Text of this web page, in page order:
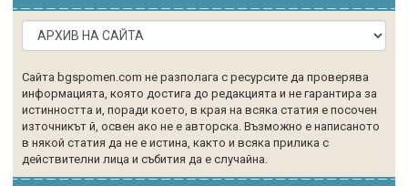
Сайта bgspomen.com не разполага с ресурсите да проверява
информацията, която достига до редакцията и не гарантира за
истинността и, поради което, в края на всяка статия е посочен
източникът й, освен ако не е авторска. Възможно е написаното
в някой статия да не е истина, както и всяка прилика с
действителни лица и събития да е случайна.